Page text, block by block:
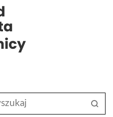
Wyszukaj
w